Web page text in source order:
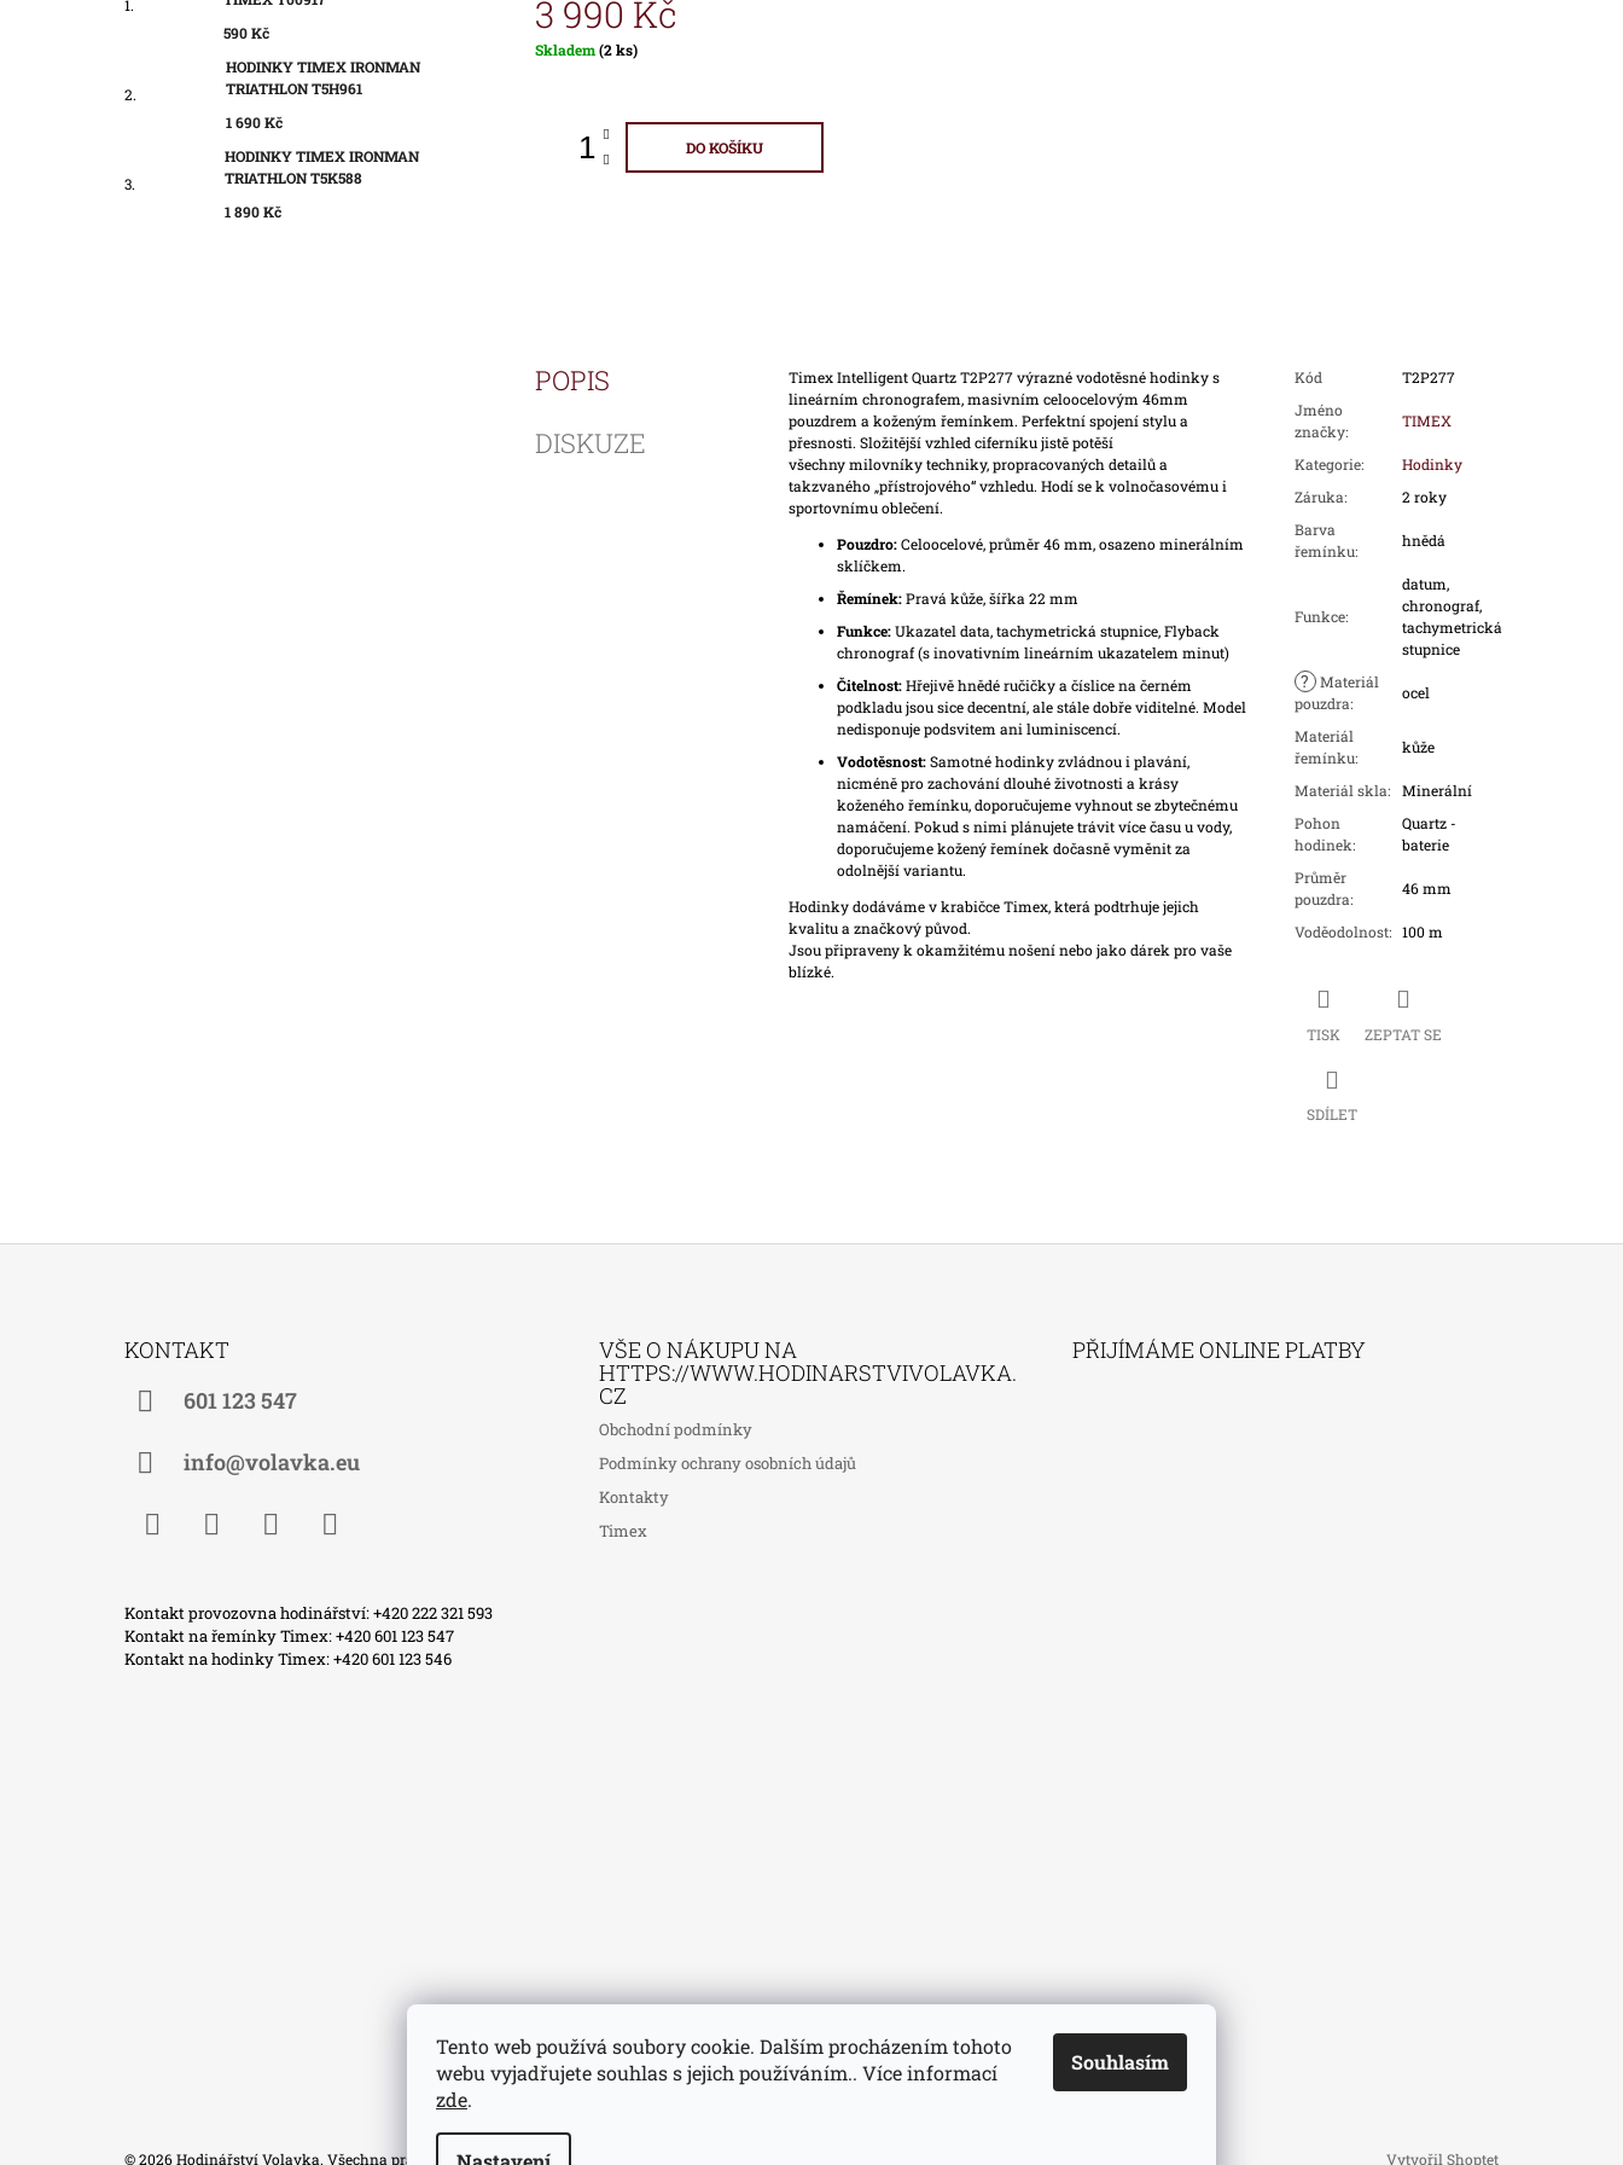
Tento web používá soubory cookie. Dalším procházením tohoto
webu vyjadřujete souhlas s jejich používáním.. Více informací
zde.
Souhlasím
590 Kč
HODINKY TIMEX IRONMAN
TRIATHLON T5H961
1 690 Kč
HODINKY TIMEX IRONMAN
TRIATHLON T5K588
1 890 Kč
3 990 Kč
Měrná
Skladem(2 ks)
DO KOŠÍKU
POPIS
DISKUZE
Timex Intelligent Quartz T2P277 výrazné vodotěsné hodinky s
lineárním chronografem, masivním celoocelovým 46mm
pouzdrem a koženým řemínkem. Perfektní spojení stylu a
přesnosti. Složitější vzhled ciferníku jistě potěší
všechny milovníky techniky, propracovaných detailů a
takzvaného „přístrojového“ vzhledu. Hodí se k volnočasovému i
sportovnímu oblečení.
Pouzdro:Celoocelové, průměr 46 mm, osazeno minerálním
sklíčkem.
Řemínek:Pravá kůže, šířka 22 mm
Funkce:Ukazatel data, tachymetrická stupnice, Flyback
chronograf (s inovativním lineárním ukazatelem minut)
Čitelnost:Hřejivě hnědé ručičky a číslice na černém
podkladu jsou sice decentní, ale stále dobře viditelné. Model
nedisponuje podsvitem ani luminiscencí.
Vodotěsnost:Samotné hodinky zvládnou i plavání,
nicméně pro zachování dlouhé životnosti a krásy
koženého řemínku, doporučujeme vyhnout se zbytečnému
namáčení. Pokud s nimi plánujete trávit více času u vody,
doporučujeme kožený řemínek dočasně vyměnit za
odolnější variantu.
Hodinky dodáváme v krabičce Timex, která podtrhuje jejich
kvalitu a značkový původ.
Jsou připraveny k okamžitému nošení nebo jako dárek pro vaše
blízké.
Kód
T2P277
Jméno
značky:
TIMEX
Kategorie:
Hodinky
Záruka:
2 roky
Barva
řemínku:
hnědá
Funkce:
datum,
chronograf,
tachymetrická
stupnice
? Materiál
pouzdra:
ocel
Materiál
řemínku:
kůže
Materiál skla:
Minerální
Pohon
hodinek:
Quartz -
baterie
Průměr
pouzdra:
46 mm
Voděodolnost: 100 m
TISK ZEPTAT SE
SDÍLET
KONTAKT
601 123 547
info@volavka.eu
VŠE O NÁKUPU NA
HTTPS://WWW.HODINARSTVIVOLAVKA.
CZ
Obchodní podmínky
Podmínky ochrany osobních údajů
Kontakty
Timex
PŘIJÍMÁME ONLINE PLATBY
Kontakt provozovna hodinářství: +420 222 321 593
Kontakt na řemínky Timex: +420 601 123 547
Kontakt na hodinky Timex: +420 601 123 546
Vytvořil Shoptet
© 2026 Hodinářství Volavka. Všechna práva vyhrazena.